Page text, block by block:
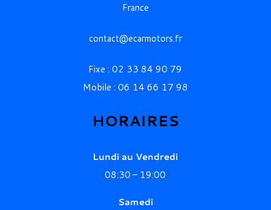
France
contact@ecarmotors.fr
Fixe : 02 33 84 90 79
Mobile : 06 14 66 17 98
HORAIRES
Lundi au Vendredi
08:30 – 19:00
Samedi